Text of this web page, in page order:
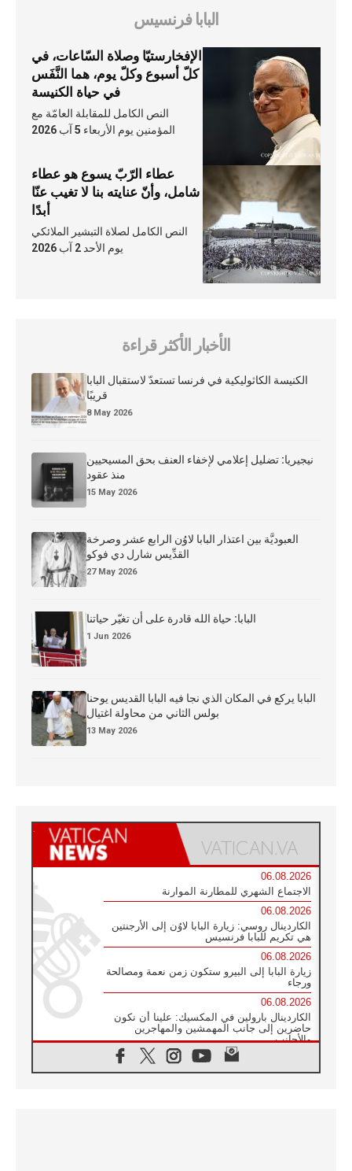
البابا فرنسيس
الإفخارستيّا وصلاة السّاعات، في
كلّ أسبوع وكلّ يوم، هما النَّفَس
في حياة الكنيسة
النص الكامل للمقابلة العامّة مع
المؤمنين يوم الأربعاء 5 آب 2026
عطاء الرّبّ يسوع هو عطاء
شامل، وأنّ عنايته بنا لا تغيب عنّا
أبدًا
النص الكامل لصلاة التبشير الملائكي
يوم الأحد 2 آب 2026
الأخبار الأكثر قراءة
الكنيسة الكاثوليكية في فرنسا تستعدّ لاستقبال البابا
قريبًا
8 May 2026
نيجيريا: تضليل إعلامي لإخفاء العنف بحق المسيحيين
منذ عقود
15 May 2026
العبوديَّة بين اعتذار البابا لاوُن الرابع عشر وصرخة
القدِّيس شارل دي فوكو
27 May 2026
البابا: حياة الله قادرة على أن تغيّر حياتنا
1 Jun 2026
البابا يركع في المكان الذي نجا فيه البابا القديس يوحنا
بولس الثاني من محاولة اغتيال
13 May 2026
06.08.2026
الاجتماع الشهري للمطارنة الموارنة
06.08.2026
الكاردينال روسي: زيارة البابا لاوُن إلى الأرجنتين
هي تكريم للبابا فرنسيس
06.08.2026
زيارة البابا إلى البيرو ستكون زمن نعمة ومصالحة
ورجاء
06.08.2026
الكاردينال بارولين في المكسيك: علينا أن نكون
حاضرين إلى جانب المهمشين والمهاجرين
والأجانب
البابا لاوُن الرابع عشر للشباب في أسيزي: